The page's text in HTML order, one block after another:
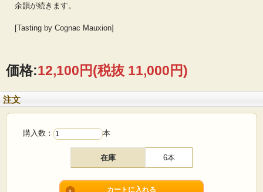
余韻が続きます。
[Tasting by Cognac Mauxion]
価格:12,100円(税抜 11,000円)
注文
購入数： 本
在庫 6本